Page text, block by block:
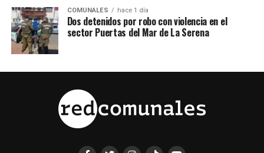
COMUNALES hace 1 día
Dos detenidos por robo con violencia en el
sector Puertas del Mar de La Serena